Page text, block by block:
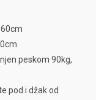
peskom 90kg,
pod i džak od